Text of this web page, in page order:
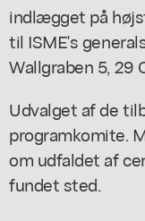
indlægget på
til ISME's
Wallgraben 5, 29
Udvalget af de
programkomite.
om udfaldet af
fundet sted.